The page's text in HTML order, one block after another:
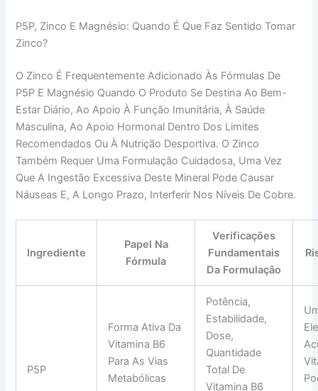
P5P, Zinco E Magnésio: Quando É Que Faz Sentido Tomar
Zinco?
O Zinco É Frequentemente Adicionado Às Fórmulas De
P5P E Magnésio Quando O Produto Se Destina Ao Bem-
Estar Diário, Ao Apoio À Função Imunitária, À Saúde
Masculina, Ao Apoio Hormonal Dentro Dos Limites
Recomendados Ou À Nutrição Desportiva. O Zinco
Também Requer Uma Formulação Cuidadosa, Uma Vez
Que A Ingestão Excessiva Deste Mineral Pode Causar
Náuseas E, A Longo Prazo, Interferir Nos Níveis De Cobre.
Ingrediente
Papel Na
Fórmula
Verificações
Fundamentais
Da Formulação
P5P
Forma Ativa Da
Vitamina B6
Para As Vias
Metabólicas
Potência,
Estabilidade,
Dose,
Quantidade
Total De
Vitamina B6